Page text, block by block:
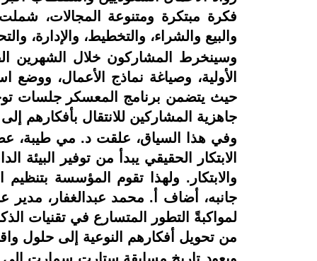
فكرة مبتكرة ومتنوعة المجالات، شملت
والبيع والشراء، والتخطيط، والإدارة،
وسينخرط المشاركون خلال الشهرين
الأولية، وصياغة نماذج الأعمال، ووضع
حيث يتضمن برنامج المعسكر جلسات
جاهزية المشاركين للانتقال بأفكارهم
وفي هذا السياق، علقت د. مي طيبة،
الابتكار الحقيقي يبدأ من توفير البيئة
والابتكار. ولهذا تقوم المؤسسة بتنظيم
جانبه، أضاف أ. محمد عبدالغفار،
لمواكبةً التطور المتسارع في تقنيات
من تحويل أفكارهم النوعية إلى حلول